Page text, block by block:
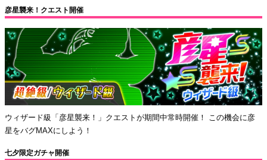
彦星襲来！クエスト開催
ウィザード級「彦星襲来！」クエストが期間中常時開催！ この機会に彦
星をバグMAXにしよう！
七夕限定ガチャ開催